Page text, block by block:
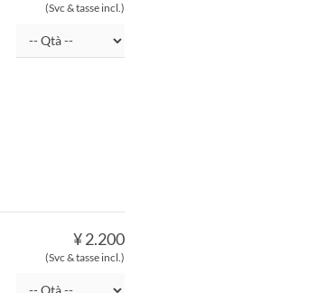
(Svc & tasse incl.)
¥ 2.200
(Svc & tasse incl.)